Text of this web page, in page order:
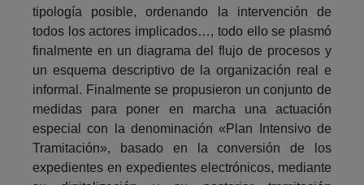
tipología posible, ordenando la intervención de
todos los actores implicados…, todo ello se plasmó
finalmente en un diagrama del flujo de procesos y
un esquema descriptivo de la organización real e
informal. Finalmente se propusieron un conjunto de
medidas para poner en marcha una actuación
especial con la denominación «Plan Intensivo de
Tramitación», basado en la conversión de los
expedientes en expedientes electrónicos, mediante